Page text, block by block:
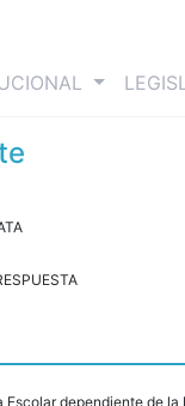
(current)
dependiente de